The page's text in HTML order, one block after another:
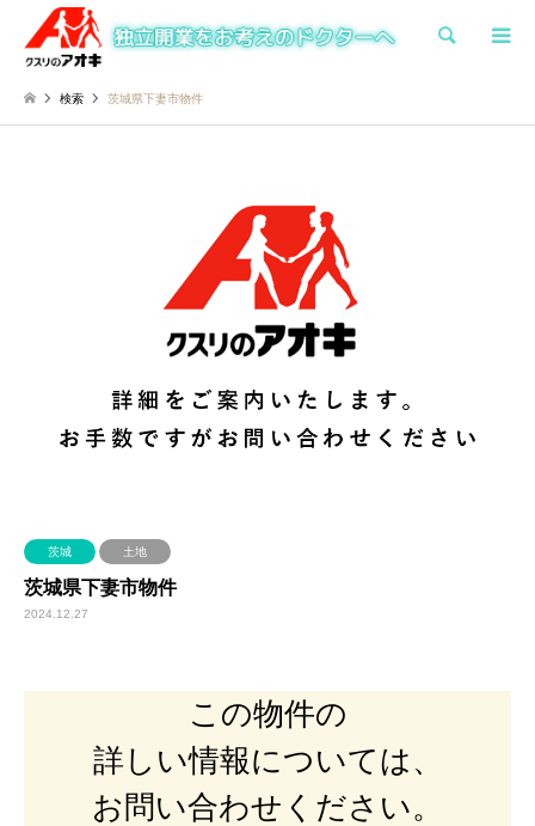
検索
検索 茨城県下妻市物件
茨城 土地
茨城県下妻市物件
2024.12.27
この物件の
詳しい情報については、
お問い合わせください。